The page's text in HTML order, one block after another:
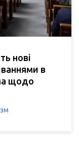
нові
в
щодо